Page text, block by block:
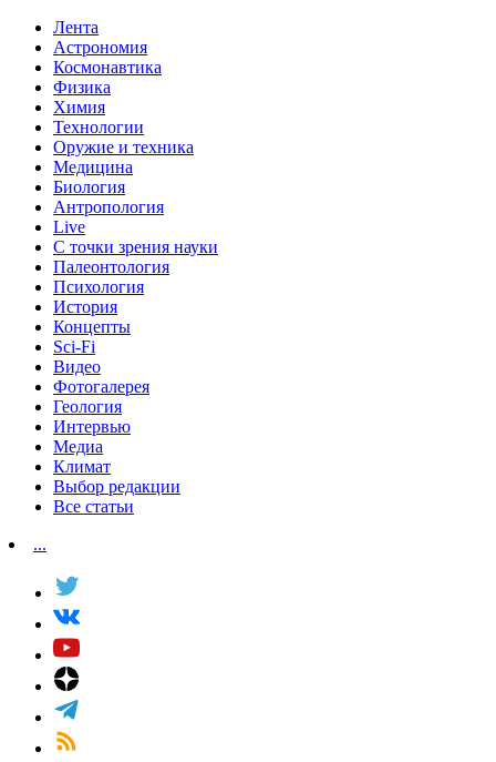
Лента
Астрономия
Космонавтика
Физика
Химия
Технологии
Оружие и техника
Медицина
Биология
Антропология
Live
С точки зрения науки
Палеонтология
Психология
История
Концепты
Sci-Fi
Видео
Фотогалерея
Геология
Интервью
Медиа
Климат
Выбор редакции
Все статьи
...